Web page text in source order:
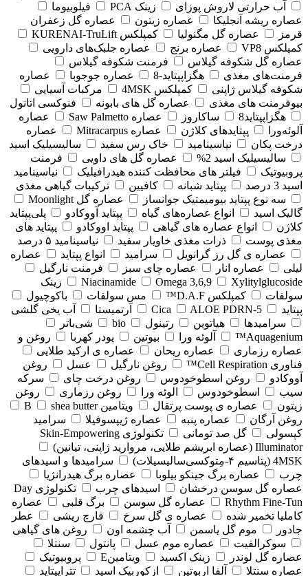
آب حرارتی لاروش پوزای
زینک PCA
فیلوبیوما
عصاره ریشه آنجلیکا
عصاره زیتون
عصاره گل زعفران
قرمز
عصاره گل مگنولیا
کمپلکس KURENAI-TruLift
کمپلکس VP8
عصاره برنج
عصاره جلبک‌های دارویی
عصاره گل شکوفه گیلاس
فرمنت شکوفه گیلاس
فرمنت‌های مغذی
هگزاپپتاید-8 عصاره جوجوبا
عصاره
شکوفه گیلاس ژاپنی
کمپلکس 4MSK
مرکبات آسیایی
بیوفرمنت های مغذی
عصاره گل های بابونه
فنوکسی اتانول
هگزاپپتاید8
ساکاروز عصاره Saw Palmetto
عصاره
آلوئه‌ورا
پپتایدهای کلاژن عصاره Mitracarpus
عصاره
درخت پکان
نیاسینامید خاک رس سفید
سالیسیلیک اسید
سالیسیلیک اسید 2%
عصاره گل های داویی
فرمنت
پروبیوتیک
فیلتر های محافظت کننده هیدرافیلیک
نیاسینامید
اسید 3 درصد
پپتاید شبانه کافیین
ترکیبات گیاهی مغذی
سه نوع پپتاید بیومیمتیک جوانساز
عصاره گل Moonlight
گالیک اسید
انواع عصاره‌های گیاه پپتاید آووکادو
پلی‌پپتاید
کلاژن
انواع عصاره های گیاهی پپتاید اووکادو
پپتاید های
مغذی پوست
ذرات مغذی خاویار سفید
نیاسینامید ۵ درصد
عصاره ی گل رز گرانویل
سرامید انواع پپتاید
عصاره
لیلی
عصاره انار عصاره چای سبز
فرمنت نارگیل
Niacinamide
Omega 3,6,9 Xylitylglucoside
زینک
سولفات
کمپلکس D.A.F™ مس سولفات
باکوچیول
پپتاید
5-Cica
ALOE PDRN آرتمیستا
آب یخی گلشی
سرامیدها
هیاتوین رتینول bio
شی‌باتر
Aquagenium™
آلوئه ورا بیوتین پودر کهربا
روغن و
عصاره رزماری
عصاره ریحان
عصاره ی ارکید طلایی
فناوری Cell Respiration™
روغن نارگیل عسل
روغن
آووکادو
روغن اسطوخودوس روغن درخت چای
سرکه
سیب
اسطوخودوس الوئه ورا روغن رزماری
روغن
زیتون
عصاره ی پوست پرتقال ویتامین Bshea butter
روغن آرگان
عصاره پنبه عصاره ژیپسوفیلا
سرامید
کپسولی
گل صد تومانی
تکنولوژی Skin-Empowering
Illuminator (عصاره ابریشم طلایی، مروارید ژاپنی، تیانین)
4MSK (پتاسیم ۴‑مِتوکسی‌سالیسیلات)
سرامیدها و اسیدهای
چرب
عصاره برگ جینکو بیلوبا
عصاره برگ هیدرانژیا
عصاره گل سوسن درخشان
اسیدهای چرب
تکنولوژی Day
Rhythm Fine‑Tun
عصاره گل سوسن برگ قلبی
عصاره
کاملیا تخمیر شده
عصاره ی گل سرخ قارچ ریشی
عطر
جادور
موم گل یاسمن آب چشمه اون
روغن های گیاهی
سوکرالفیت
عصاره موم عسل پانتول
سنتلا
عصاره گل لوندر
زینک اکسید ویتامینE
پروبیوتیک
عصاره سنتلا
آلفا اربوتین ازکوربیک اسید تتراپپتاید